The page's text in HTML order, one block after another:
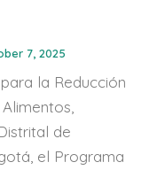
7, 2025
la Reducción
de
el Programa